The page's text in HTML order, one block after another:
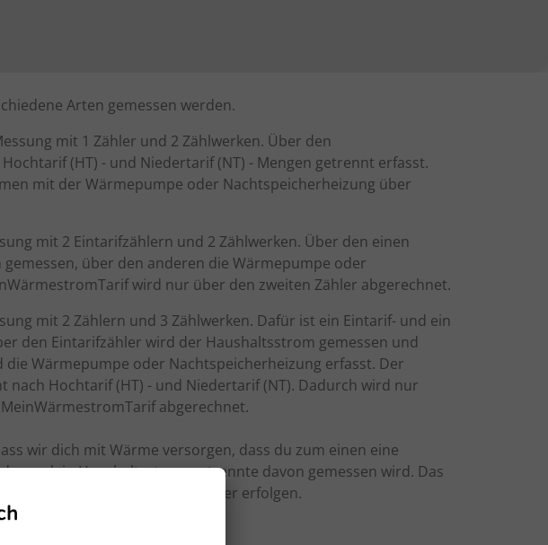
Arten gemessen werden.
mit 1 Zähler und 2 Zählwerken. Über den
(HT) - und Niedertarif (NT) - Mengen getrennt erfasst.
mit der Wärmepumpe oder Nachtspeicherheizung über
mit 2 Eintarifzählern und 2 Zählwerken. Über den einen
über den anderen die Wärmepumpe oder
wird nur über den zweiten Zähler abgerechnet.
mit 2 Zählern und 3 Zählwerken. Dafür ist ein Eintarif- und ein
den Eintarifzähler wird der Haushaltsstrom gemessen und
Wärmepumpe oder Nachtspeicherheizung erfasst. Der
Hochtarif (HT) - und Niedertarif (NT). Dadurch wird nur
abgerechnet.
wir dich mit Wärme versorgen, dass du zum einen eine
dein Haushaltsstrom getrennte davon gemessen wird. Das
den Doppeltarifzähler erfolgen.